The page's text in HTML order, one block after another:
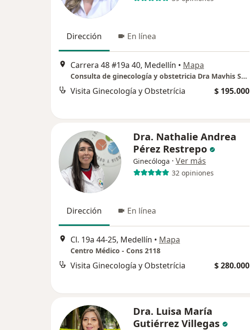
Dirección En línea
Carrera 48 #19a 40, Medellín • Mapa
Consulta de ginecología y obstetricia Dra Mavhis Sabalza.
Visita Ginecología y Obstetrícia $ 195.000
Dra. Nathalie Andrea
Pérez Restrepo
Ginecóloga · Ver más
32 opiniones
Dirección En línea
Cl. 19a 44-25, Medellín • Mapa
Centro Médico - Cons 2118
Visita Ginecología y Obstetrícia $ 280.000
Dra. Luisa María
Gutiérrez Villegas